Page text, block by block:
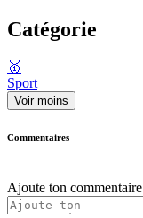
Catégorie
🥇
Sport
Voir moins
Commentaires
Ajoute ton commentaire